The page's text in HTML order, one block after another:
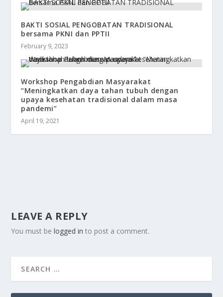
BAKTI SOSIAL PENGOBATAN TRADISIONAL
bersama PKNI dan PPTII
February 9, 2023
Workshop Pengabdian Masyarakat
“Meningkatkan daya tahan tubuh dengan
upaya kesehatan tradisional dalam masa
pandemi”
April 19, 2021
LEAVE A REPLY
You must belogged in to post a comment.